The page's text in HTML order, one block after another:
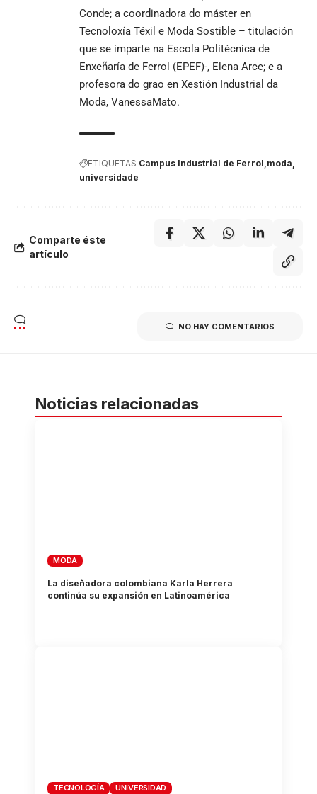
Conde; a coordinadora do máster en
Tecnoloxía Téxil e Moda Sostible – titulación
que se imparte na Escola Politécnica de
Enxeñaría de Ferrol (EPEF)-, Elena Arce; e a
profesora do grao en Xestión Industrial da
Moda, VanessaMato.
ETIQUETAS Campus Industrial de Ferrol moda
universidade
Comparte éste
artículo
NO HAY COMENTARIOS
Noticias relacionadas
MODA
La diseñadora colombiana Karla Herrera
continúa su expansión en Latinoamérica
TECNOLOGÍA UNIVERSIDAD